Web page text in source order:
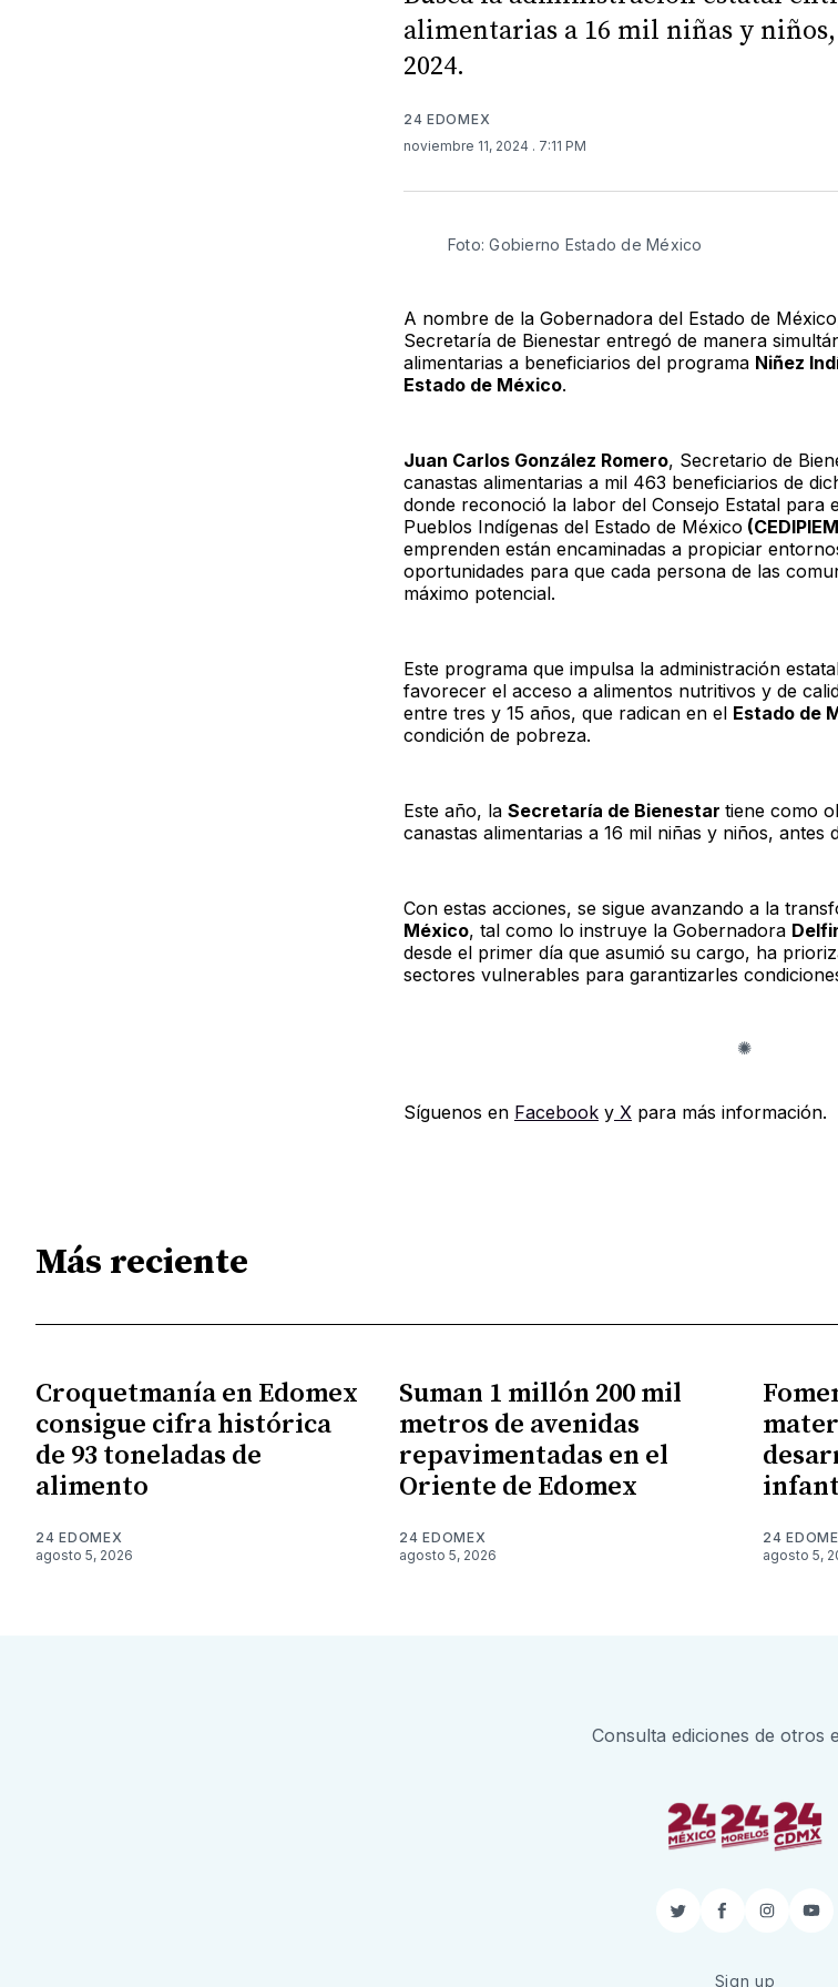
alimentarias a 16 mil niñas y
2024.
24 EDOMEX
noviembre 11, 2024 . 7:11 PM
Foto: Gobierno Estado de México
A nombre de la Gobernadora del Estado de
Secretaría de Bienestar entregó de manera
alimentarias a beneficiarios del programa Niñez
Estado de México.
Juan Carlos González Romero, Secretario de
canastas alimentarias a mil 463 beneficiarios de
donde reconoció la labor del Consejo Estatal para
Pueblos Indígenas del Estado de México
emprenden están encaminadas a propiciar
oportunidades para que cada persona de las
máximo potencial.
Este programa que impulsa la administración
favorecer el acceso a alimentos nutritivos y de
entre tres y 15 años, que radican en el Estado de
condición de pobreza.
Este año, la Secretaría de Bienestar tiene como
canastas alimentarias a 16 mil niñas y niños, antes
Con estas acciones, se sigue avanzando a la
México, tal como lo instruye la Gobernadora
desde el primer día que asumió su cargo, ha
sectores vulnerables para garantizarles
Síguenos en FacebookyX para más información.
Más reciente
Croquetmanía en Edomex
consigue cifra histórica
de 93 toneladas de
alimento
24 EDOMEX
agosto 5, 2026
Suman 1 millón 200 mil
metros de avenidas
repavimentadas en el
Oriente de Edomex
24 EDOMEX
agosto 5, 2026
24
agosto 5,
Consulta ediciones de otros
TwitterFacebook
Instagram
Sign up